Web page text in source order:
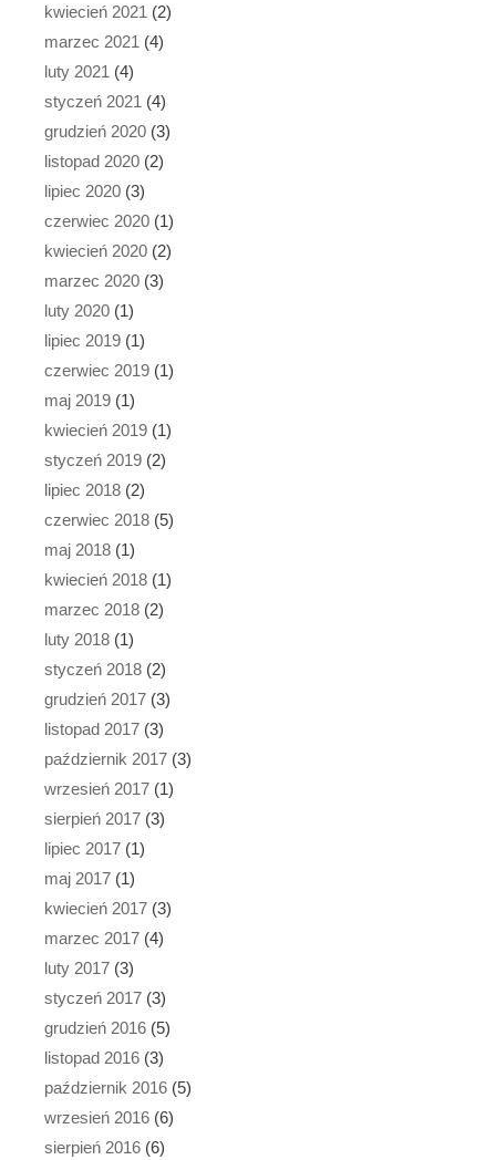
kwiecień 2021 (2)
marzec 2021 (4)
luty 2021 (4)
styczeń 2021 (4)
grudzień 2020 (3)
listopad 2020 (2)
lipiec 2020 (3)
czerwiec 2020 (1)
kwiecień 2020 (2)
marzec 2020 (3)
luty 2020 (1)
lipiec 2019 (1)
czerwiec 2019 (1)
maj 2019 (1)
kwiecień 2019 (1)
styczeń 2019 (2)
lipiec 2018 (2)
czerwiec 2018 (5)
maj 2018 (1)
kwiecień 2018 (1)
marzec 2018 (2)
luty 2018 (1)
styczeń 2018 (2)
grudzień 2017 (3)
listopad 2017 (3)
październik 2017 (3)
wrzesień 2017 (1)
sierpień 2017 (3)
lipiec 2017 (1)
maj 2017 (1)
kwiecień 2017 (3)
marzec 2017 (4)
luty 2017 (3)
styczeń 2017 (3)
grudzień 2016 (5)
listopad 2016 (3)
październik 2016 (5)
wrzesień 2016 (6)
sierpień 2016 (6)